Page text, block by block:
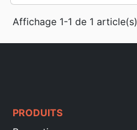
Affichage 1-1 de 1 article(s)
PRODUITS